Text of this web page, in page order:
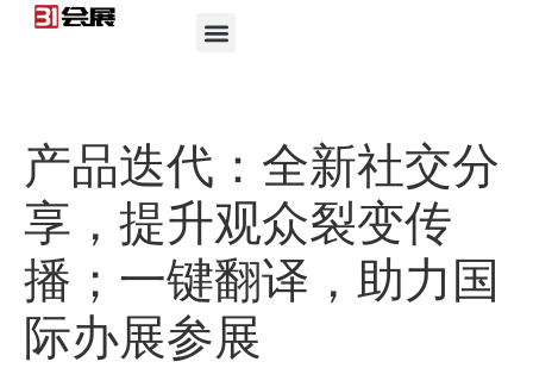
产品迭代：全新社交分
享，提升观众裂变传
播；一键翻译，助力国
际办展参展